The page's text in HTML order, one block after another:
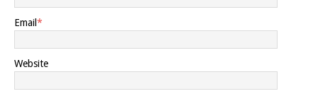
Email*
Website